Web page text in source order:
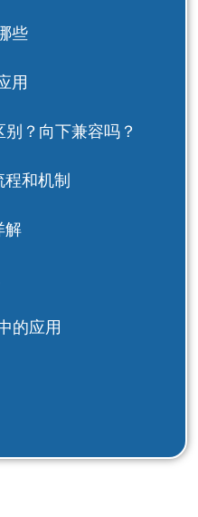
些
用
？向下兼容吗？
和机制
解
的应用